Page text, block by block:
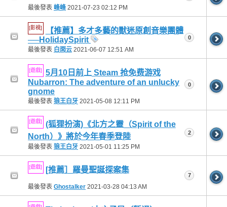
最後發表 峰峰 2021-07-23 02:12 PM
[影視]
【推薦】多才多藝的獸迷原創音樂團體
──HolidaySpirit
最後發表 白雨云 2021-06-07 12:51 AM
0
[遊戲]
5月10日前上 Steam 抢免费游戏
Nubarron: The adventure of an unlucky
gnome
最後發表 狼王白牙 2021-05-08 12:11 PM
0
[遊戲]
(狐狸扮演)《北方之靈（Spirit of the
North）》將於今年春季登陸
最後發表 狼王白牙 2021-05-01 11:25 PM
2
[遊戲] [推薦］羅曼聖誕探案集
最後發表 Ghostalker 2021-03-28 04:13 AM
7